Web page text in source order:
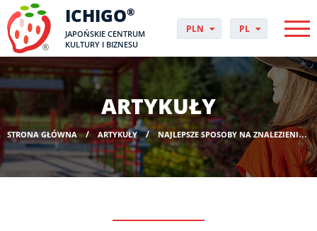
ICHIGO®
JAPOŃSKIE CENTRUM
KULTURY I BIZNESU
PLN
USD
CHF
DKK
NOK
SEK
HUF
PL
DA
DE
EN
ES
FR
HR
HU
ARTYKUŁY
STRONA GŁÓWNA ARTYKUŁY NAJLEPSZE SPOSOBY NA ZNALEZIENIE PARTNERA DO ROZMÓW I NAUCZYCIELA NATIVE SPEAKERA DO NAUKI